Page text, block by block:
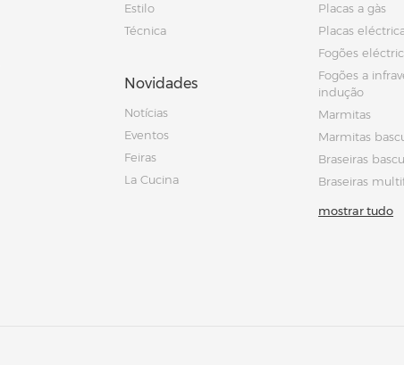
Estilo
Técnica
Novidades
Notícias
Eventos
Feiras
La Cucina
Placas a gàs
Placas
Fogões
Fogões a
indução
Marmitas
Marmitas
Braseiras
Braseiras
mostrar tudo